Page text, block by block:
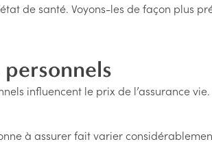
de santé. Voyons-les de façon plus
personnels
influencent le prix de l’assurance vie.
à assurer fait varier